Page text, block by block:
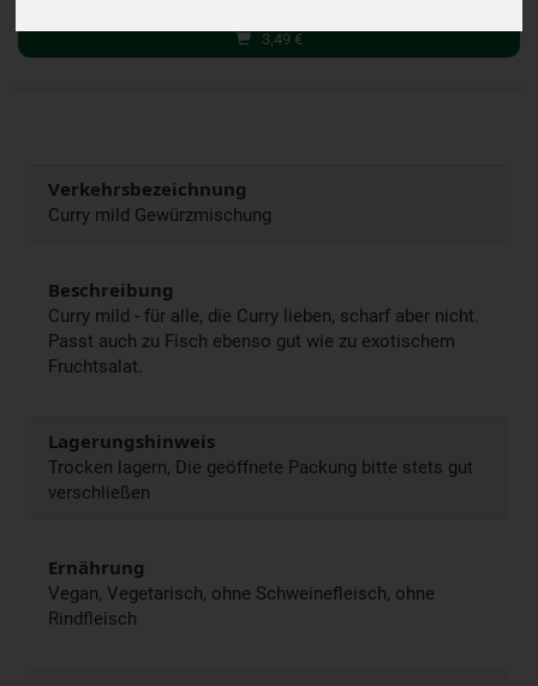
3,49 €
Verkehrsbezeichnung
Curry mild Gewürzmischung
Beschreibung
Curry mild - für alle, die Curry lieben, scharf aber nicht.
Passt auch zu Fisch ebenso gut wie zu exotischem
Fruchtsalat.
Lagerungshinweis
Trocken lagern, Die geöffnete Packung bitte stets gut
verschließen
Ernährung
Vegan, Vegetarisch, ohne Schweinefleisch, ohne
Rindfleisch